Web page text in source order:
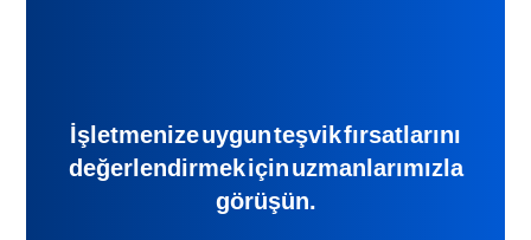
İşletmenize uygun teşvik fırsatlarını
değerlendirmek için uzmanlarımızla
görüşün.